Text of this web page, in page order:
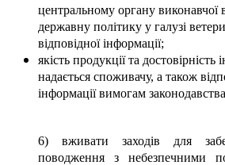
центральному органу виконавчої
державну політику у галузі
відповідної інформації;
якість продукції та достовірність
надається споживачу, а також
інформації вимогам
6) вживати заходів для
поводження з небезпечними